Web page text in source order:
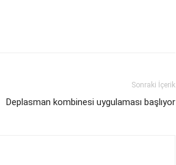
Sonraki İçerik
Deplasman kombinesi uygulaması başlıyor